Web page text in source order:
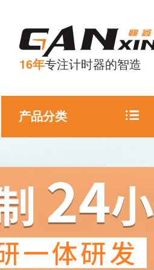
16年专注计时器的智造
产品分类